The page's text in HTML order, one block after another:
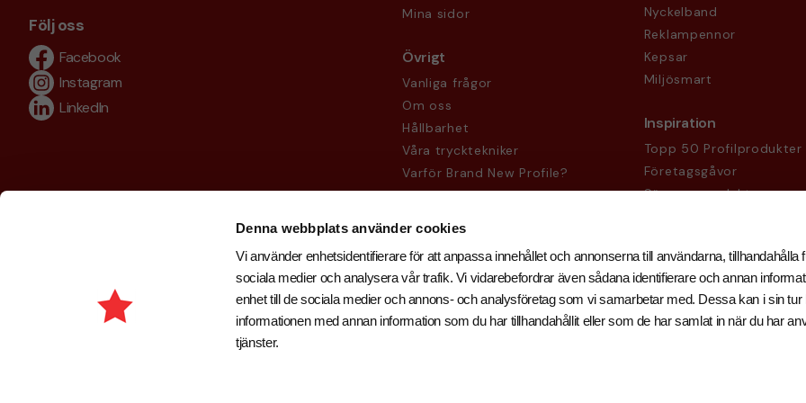
Denna webbplats använder cookies
Vi använder enhetsidentifierare för att anpassa innehållet och annonserna till användarna, tillhandahålla
sociala medier och analysera vår trafik. Vi vidarebefordrar även sådana identifierare och annan
enhet till de sociala medier och annons- och analysföretag som vi samarbetar med. Dessa kan i sin tur
informationen med annan information som du har tillhandahållit eller som de har samlat in när du har
tjänster.
Följ oss
Facebook
Instagram
LinkedIn
Mina sidor
Övrigt
Vanliga frågor
Om oss
Hållbarhet
Våra trycktekniker
Varför Brand New Profile?
Köpvillkor
Nyckelband
Reklampennor
Kepsar
Miljösmart
Inspiration
Topp 50 Profilprodukter
Företagsgåvor
Säsongsprodukter